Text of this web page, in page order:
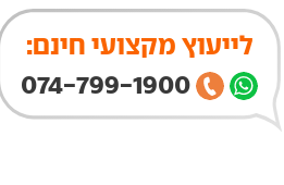
לייעוץ מקצועי חינם:
074-799-1900